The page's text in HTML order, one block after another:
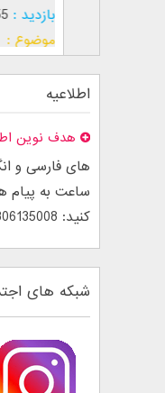
بازدید :
موضوع :
اطلاعیه
هدف نوین
ساعت به پیام
کنید: 09306135008
شبکه های